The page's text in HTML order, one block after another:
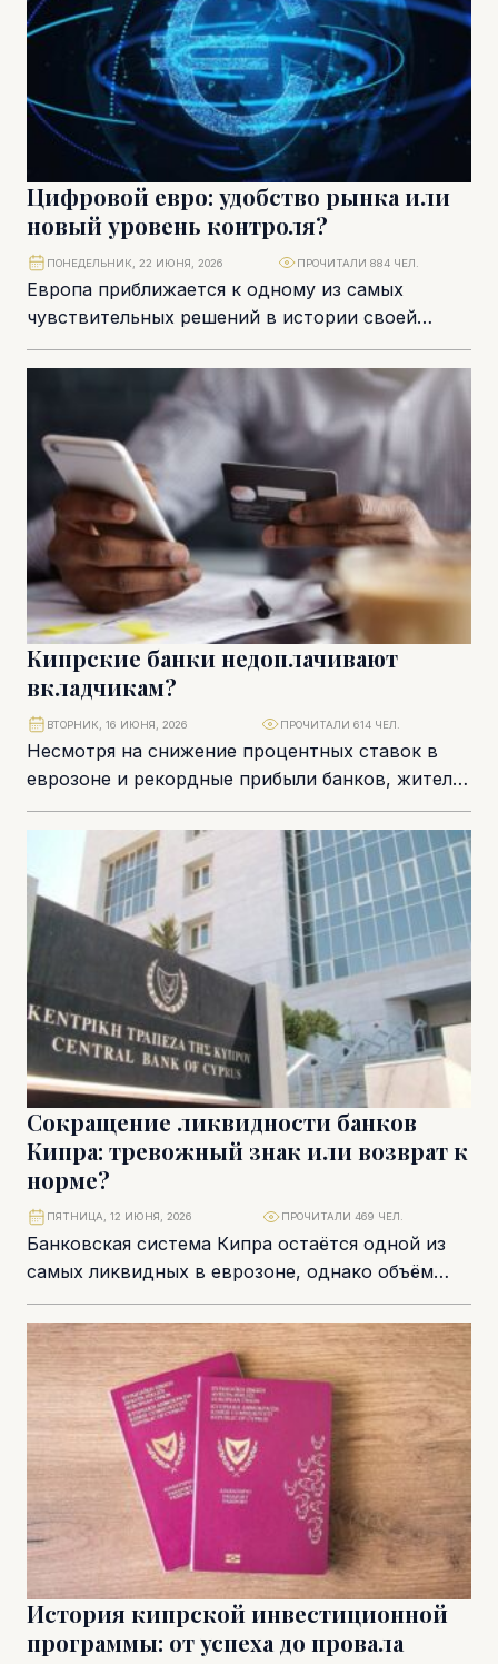
Цифровой евро: удобство рынка или
новый уровень контроля?
Европа приближается к одному из самых
чувствительных решений в истории своей
денежной системы. Цифровой евро, если он
будет запущен, станет...
ПОНЕДЕЛЬНИК, 22 ИЮНЯ, 2026 ПРОЧИТАЛИ 884 ЧЕЛ.
Кипрские банки недоплачивают
вкладчикам?
Несмотря на снижение процентных ставок в
еврозоне и рекордные прибыли банков, жители
Кипра по-прежнему получают одну из самых
низких доходностей...
ВТОРНИК, 16 ИЮНЯ, 2026 ПРОЧИТАЛИ 614 ЧЕЛ.
Сокращение ликвидности банков
Кипра: тревожный знак или возврат к
норме?
Банковская система Кипра остаётся одной из
самых ликвидных в еврозоне, однако объём
избыточной ликвидности постепенно
снижается. По данным Центрального банка...
ПЯТНИЦА, 12 ИЮНЯ, 2026 ПРОЧИТАЛИ 469 ЧЕЛ.
История кипрской инвестиционной
программы: от успеха до провала